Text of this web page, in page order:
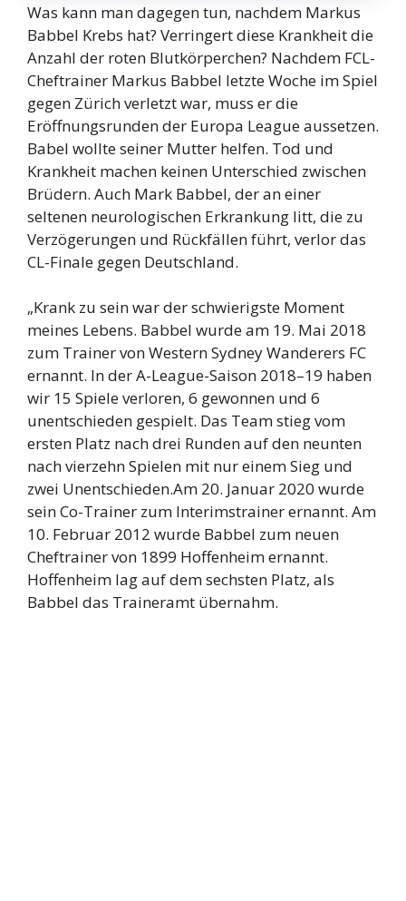
Was kann man dagegen tun, nachdem Markus
Babbel Krebs hat? Verringert diese Krankheit die
Anzahl der roten Blutkörperchen? Nachdem FCL-
Cheftrainer Markus Babbel letzte Woche im Spiel
gegen Zürich verletzt war, muss er die
Eröffnungsrunden der Europa League aussetzen.
Babel wollte seiner Mutter helfen. Tod und
Krankheit machen keinen Unterschied zwischen
Brüdern. Auch Mark Babbel, der an einer
seltenen neurologischen Erkrankung litt, die zu
Verzögerungen und Rückfällen führt, verlor das
CL-Finale gegen Deutschland.
„Krank zu sein war der schwierigste Moment
meines Lebens. Babbel wurde am 19. Mai 2018
zum Trainer von Western Sydney Wanderers FC
ernannt. In der A-League-Saison 2018–19 haben
wir 15 Spiele verloren, 6 gewonnen und 6
unentschieden gespielt. Das Team stieg vom
ersten Platz nach drei Runden auf den neunten
nach vierzehn Spielen mit nur einem Sieg und
zwei Unentschieden.Am 20. Januar 2020 wurde
sein Co-Trainer zum Interimstrainer ernannt. Am
10. Februar 2012 wurde Babbel zum neuen
Cheftrainer von 1899 Hoffenheim ernannt.
Hoffenheim lag auf dem sechsten Platz, als
Babbel das Traineramt übernahm.